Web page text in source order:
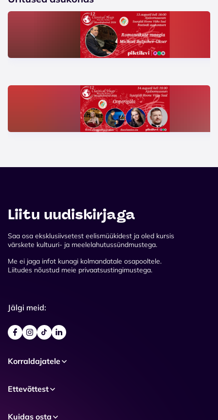
Liitu uudiskirjaga
Saa osa eksklusiivsetest eelismüükidest ja oled kursis
värskete kultuuri- ja meelelahutussündmustega.
Me ei jaga infot kunagi kolmandatale osapooltele.
Liitudes nõustud meie privaatsustingimustega.
Jälgi meid:
Korraldajatele
Ettevõttest
Kuidas osta